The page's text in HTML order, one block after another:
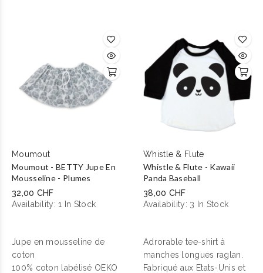
Moumout
Moumout - BETTY Jupe En
Mousseline - Plumes
32,00 CHF
Availability:1 In Stock
Jupe en mousseline de
coton
100% coton labélisé OEKO
Whistle & Flute
Whistle & Flute - Kawaii
Panda Baseball
38,00 CHF
Availability: 3 In Stock
Adrorable tee-shirt à
manches longues raglan.
Fabriqué aux Etats-Unis et